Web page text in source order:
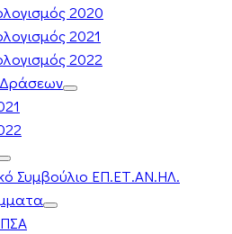
2020
2021
2022
Συμβούλιο ΕΠ.ΕΤ.ΑΝ.ΗΛ.